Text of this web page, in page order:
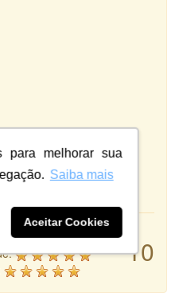
para melhorar sua
Saiba mais
Aceitar Cookies
10